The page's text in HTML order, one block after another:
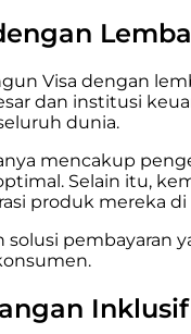
Visa dengan
dan institusi
dunia.
mencakup
Selain itu,
produk mereka
solusi pembayaran
Inklusif